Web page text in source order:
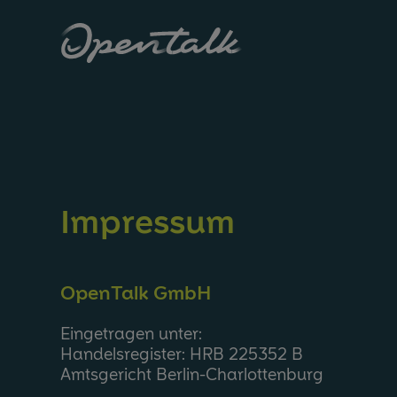
Im­pres­sum
OpenTalk GmbH
Eingetragen unter:
Handelsregister: HRB 225352 B
Amtsgericht Berlin-Charlottenburg